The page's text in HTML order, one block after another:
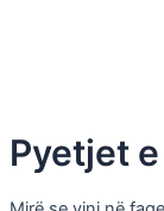
Pyetjet